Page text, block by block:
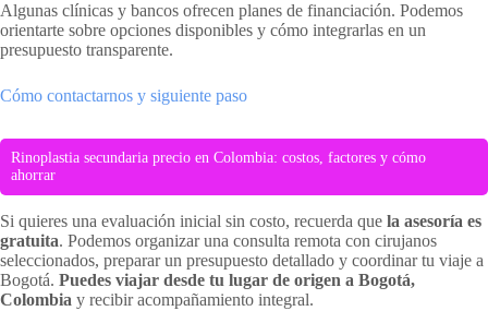
Algunas clínicas y bancos ofrecen planes de financiación. Podemos
orientarte sobre opciones disponibles y cómo integrarlas en un
presupuesto transparente.
Cómo contactarnos y siguiente paso
Rinoplastia secundaria precio en Colombia: costos, factores y cómo
ahorrar
Si quieres una evaluación inicial sin costo, recuerda que la asesoría es
gratuita. Podemos organizar una consulta remota con cirujanos
seleccionados, preparar un presupuesto detallado y coordinar tu viaje a
Bogotá. Puedes viajar desde tu lugar de origen a Bogotá,
Colombia y recibir acompañamiento integral.